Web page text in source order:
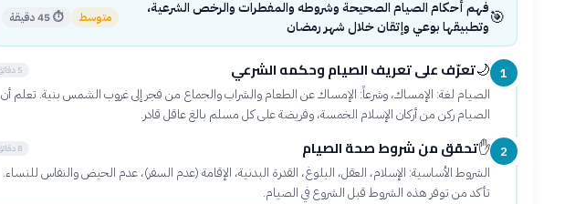
🎯فهم أحكام الصيام الصحيحة وشروطه والمفطرات والرخص الشرعية،
وتطبيقها بوعي وإتقان خلال شهر رمضان
متوسط ⏱45 دقيقة
1
🌙تعرّف على تعريف الصيام وحكمه الشرعي 5 دقائق
الصيام لغة: الإمساك، وشرعاً: الإمساك عن الطعام والشراب والجماع من فجر إلى غروب الشمس بنية. تعلم أن
الصيام ركن من أركان الإسلام الخمسة، وفريضة على كل مسلم بالغ عاقل قادر.
2
✋تحقق من شروط صحة الصيام 8 دقائق
الشروط الأساسية: الإسلام، العقل، البلوغ، القدرة البدنية، الإقامة (عدم السفر)، عدم الحيض والنفاس للنساء.
تأكد من توفر هذه الشروط قبل الشروع في الصيام.